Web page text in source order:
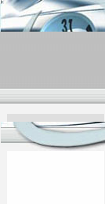
23:13 20.12.2024
главная